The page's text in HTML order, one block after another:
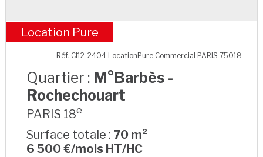
M°Barbès - Rochechouart
Location Pure
Réf. CI12-2404 LocationPure Commercial PARIS 75018
Quartier : M°Barbès -
Rochechouart
PARIS 18e
Surface totale : 70 m²
6 500 €/mois HT/HC